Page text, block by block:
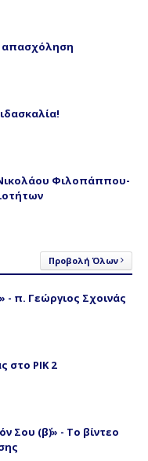
απασχόληση
Νικολάου Φιλοπάππου-
Προβολή Όλων
- π. Γεώργιος Σχοινάς
στο ΡΙΚ 2
Σου (β΄)» - Το βίντεο